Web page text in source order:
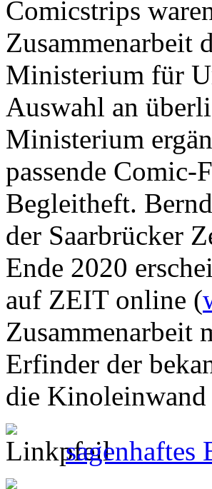
Comicstrips
Zusammenarbeit
Ministerium für
Auswahl an
Ministerium
passende
Begleitheft.
der Saarbrücker
Ende 2020
auf ZEIT online (
Zusammenarbeit
Erfinder der
die
sagenhaftes